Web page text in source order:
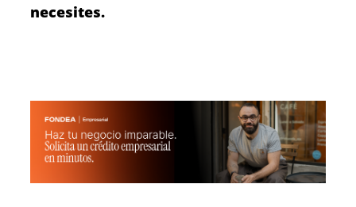
necesites.